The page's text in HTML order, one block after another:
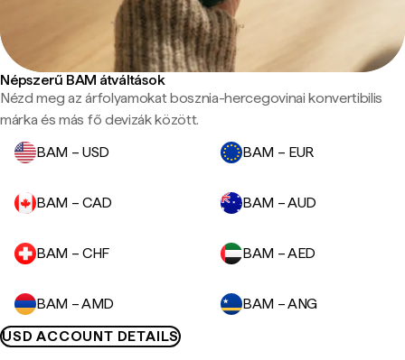
Népszerű BAM átváltások
Nézd meg az árfolyamokat bosznia-hercegovinai konvertibilis
márka és más fő devizák között.
BAM – USD
BAM – EUR
BAM – CAD BAM – AUD
BAM – CHF BAM – AED
BAM – AMD
BAM – ANG
USD ACCOUNT DETAILS